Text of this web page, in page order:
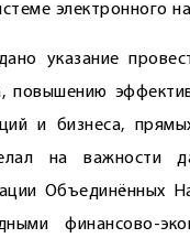
электронного
указание
повышению
и бизнеса,
на важности
финансово-